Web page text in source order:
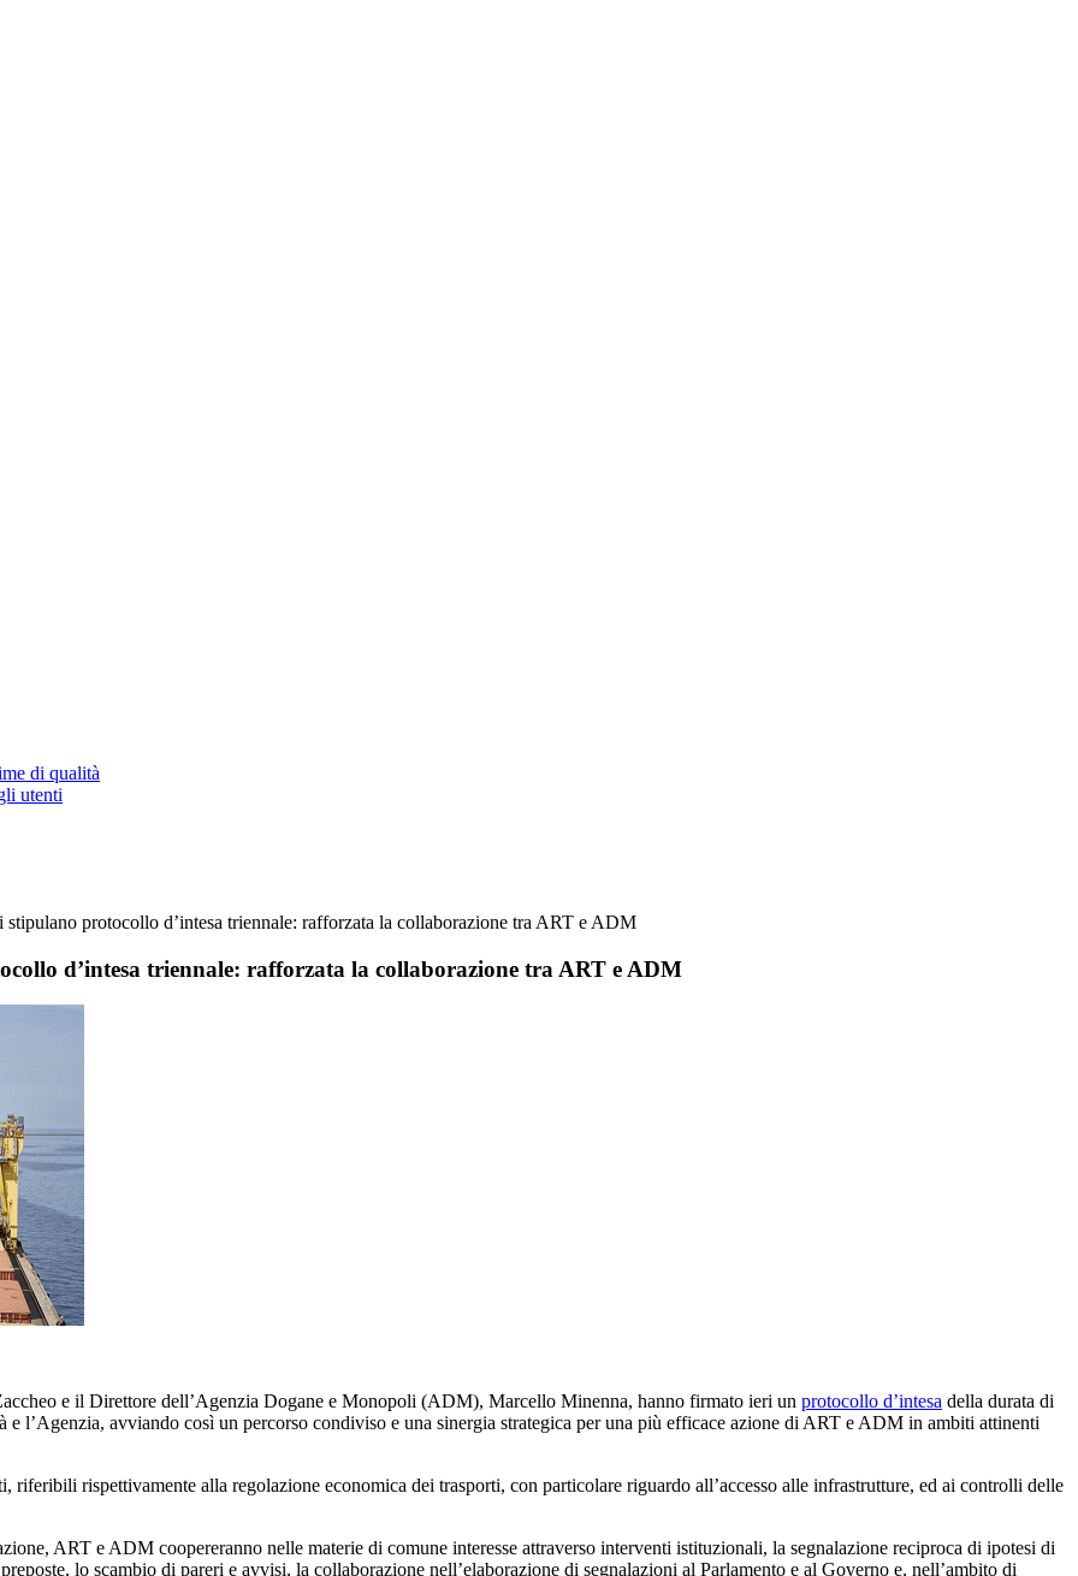
di qualità
utenti
protocollo d’intesa triennale: rafforzata la collaborazione tra ART e ADM
d’intesa triennale: rafforzata la collaborazione tra ART e ADM
e il Direttore dell’Agenzia Dogane e Monopoli (ADM), Marcello Minenna, hanno firmato ieri un protocollo d’intesa della durata di
l’Agenzia, avviando così un percorso condiviso e una sinergia strategica per una più efficace azione di ART e ADM in ambiti attinenti
riferibili rispettivamente alla regolazione economica dei trasporti, con particolare riguardo all’accesso alle infrastrutture, ed ai controlli delle
ART e ADM coopereranno nelle materie di comune interesse attraverso interventi istituzionali, la segnalazione reciproca di ipotesi di
lo scambio di pareri e avvisi, la collaborazione nell’elaborazione di segnalazioni al Parlamento e al Governo e, nell’ambito di